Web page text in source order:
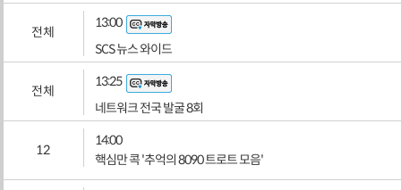
전체
13:00
SCS 뉴스 와이드
전체
13:25
네트워크 전국 발굴 8회
12
14:00
핵심만 콕 '추억의 8090 트로트 모음'